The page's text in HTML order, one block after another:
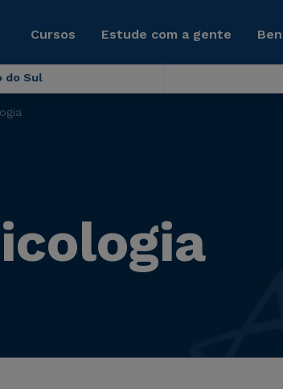
Cursos Estude com a gente
do Sul